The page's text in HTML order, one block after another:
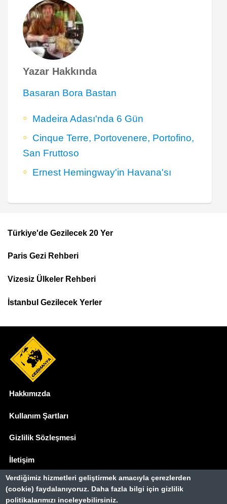
Yazar Hakkında
Basaran Bora Bastan
Madeira Adası'nda 6 Gün
Cinque Terre, Portovenere, Portofino,
San Fruttoso
Ernest Hemingway'in Havana'sı
Footer
Top
Menu
Türkiye'de Gezilecek 20 Yer
Paris Gezi Rehberi
Vizesiz Ülkeler Rehberi
İstanbul Gezilecek Yerler
Hakkımızda
Kullanım Şartları
Gizlilik Sözleşmesi
İletişim
Basında Biz
Verdiğimiz hizmetleri geliştirmek amacıyla çerezlerden
(cookie) faydalanıyoruz. Daha fazla bilgi için gizlilik
politikalarımızı inceleyebilirsiniz.